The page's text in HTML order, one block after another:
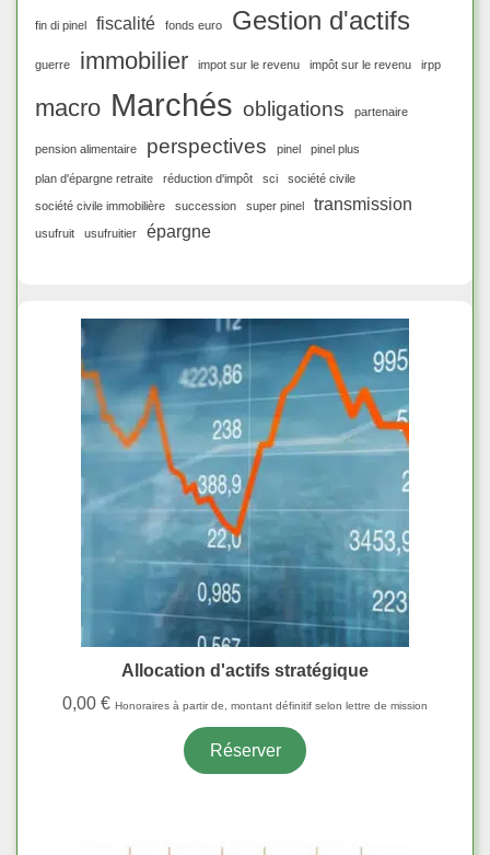
fin di pinel fiscalité fonds euro Gestion d'actifs
guerre immobilier impot sur le revenu impôt sur le revenu irpp
macro Marchés obligations partenaire
pension alimentaire perspectives pinel pinel plus
plan d'épargne retraite réduction d'impôt sci société civile
société civile immobilière succession super pinel transmission
usufruit usufruitier épargne
Allocation d'actifs stratégique
0,00 € Honoraires à partir de, montant définitif selon lettre de mission
Réserver